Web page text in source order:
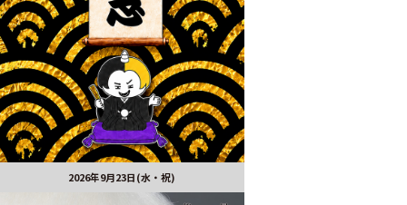
2026年9月23日(水・祝)